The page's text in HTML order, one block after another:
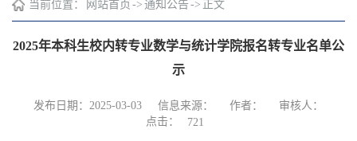
当前位置： 网站首页 -> 通知公告 -> 正文
2025年本科生校内转专业数学与统计学院报名转专业名单公
示
发布日期：2025-03-03 信息来源： 作者：
审核人：
点击：
721